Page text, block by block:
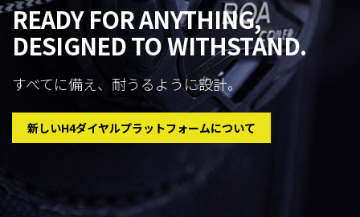
READY FOR ANYTHING,
DESIGNED TO WITHSTAND.
すべてに備え、耐うるように設計。
新しいH4ダイヤルプラットフォームについて